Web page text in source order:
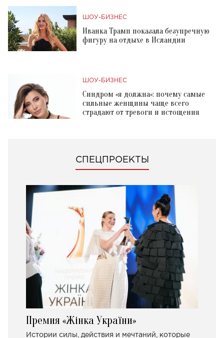
ШОУ-БИЗНЕС
Иванка Трамп показала безупречную
фигуру на отдыхе в Исландии
ШОУ-БИЗНЕС
Синдром «я должна»: почему самые
сильные женщины чаще всего
страдают от тревоги и истощения
СПЕЦПРОЕКТЫ
Премия «Жінка України»
Истории силы, действия и мечтаний, которые